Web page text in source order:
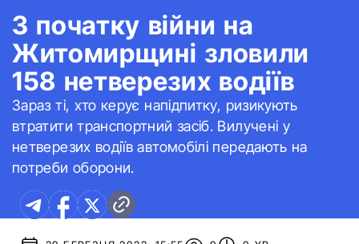
З початку війни на
Житомирщині зловили
158 нетверезих водіїв
Зараз ті, хто керує напідпитку, ризикують
втратити транспортний засіб. Вилучені у
нетверезих водіїв автомобілі передають на
потреби оборони.